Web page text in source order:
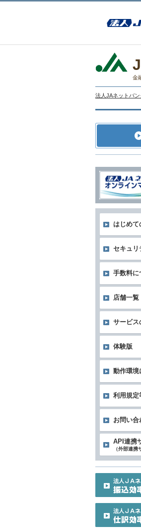
金
法人JAネットバ
はじめて
セキュリ
手数料に
店舗一覧
サービス
体験版
動作環境
利用規定
お問い合
API連携
（外部連携